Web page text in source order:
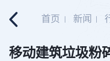
首页 新闻
移动建筑垃圾粉